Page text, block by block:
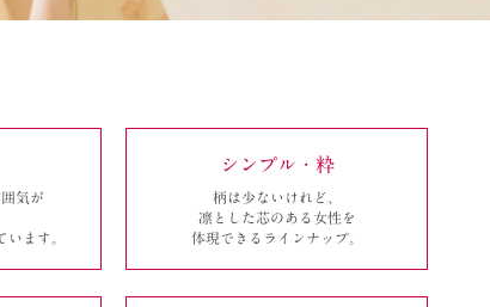
気が
います。
シンプル・粋
柄は少ないけれど、
凛とした芯のある女性を
体現できるラインナップ。